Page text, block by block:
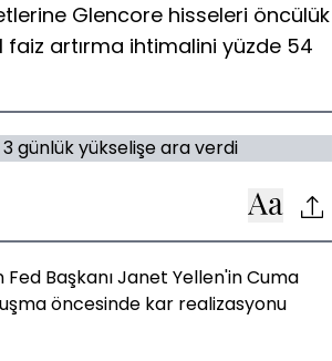
Glencore hisseleri öncülük
faiz artırma ihtimalini yüzde 54
Fed Başkanı Janet Yellen'in Cuma
öncesinde kar realizasyonu